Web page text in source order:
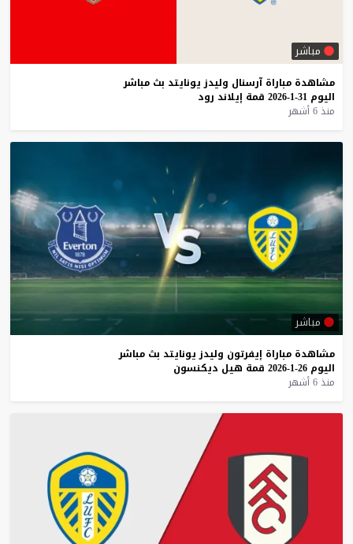
مباشر
مشاهدة مباراة آرسنال وليدز يونايتد بث مباشر
اليوم 31-1-2026 قمة إيلاند رود
منذ 6 أشهر
مباشر
مشاهدة مباراة إيفرتون وليدز يونايتد بث مباشر
اليوم 26-1-2026 قمة هيل ديكنسون
منذ 6 أشهر